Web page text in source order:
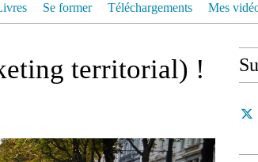
Se former Téléchargements Mes
territorial) !